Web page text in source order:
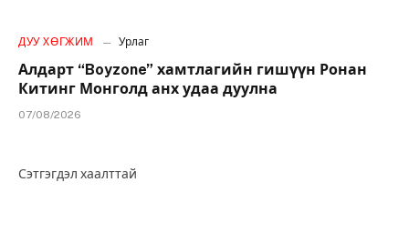
ДУУ ХӨГЖИМ Урлаг
Алдарт “Boyzone” хамтлагийн гишүүн Ронан
Китинг Монголд анх удаа дуулна
07/08/2026
Сэтгэгдэл хаалттай